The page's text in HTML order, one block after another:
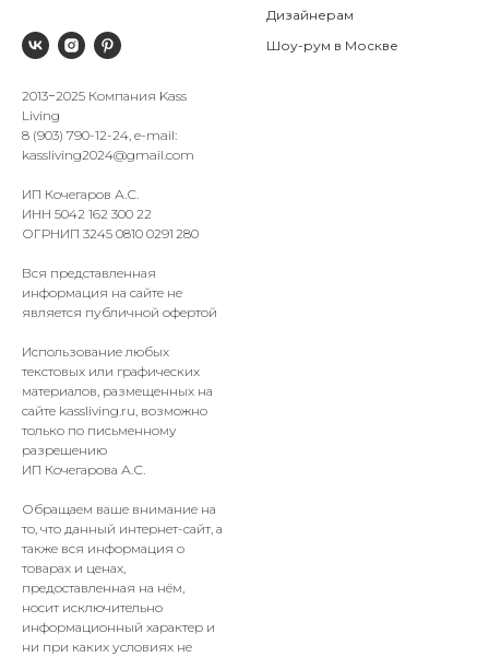
2013−2025 Компания Kass
Living
8 (903) 790-12-24, e-mail:
kassliving2024@gmail.com
ИП Кочегаров А.С.
ИНН 5042 162 300 22
ОГРНИП 3245 0810 0291 280
Вся представленная
информация на сайте не
является публичной офертой
Использование любых
текстовых или графических
материалов, размещенных на
сайте kassliving.ru, возможно
только по письменному
разрешению
ИП Кочегарова А.С.
Обращаем ваше внимание на
то, что данный интернет-сайт, а
также вся информация о
товарах и ценах,
предоставленная на нём,
носит исключительно
информационный характер и
ни при каких условиях не
Дизайнерам
Шоу-рум в Москве